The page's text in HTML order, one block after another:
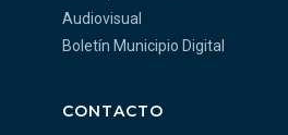
Audiovisual
Boletín Municipio Digital
CONTACTO